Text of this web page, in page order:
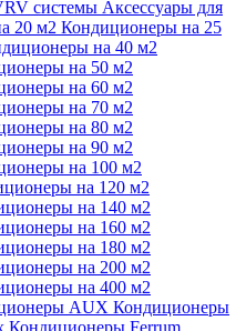
системы Аксессуары для
20 м2 Кондиционеры на 25
на 40 м2
на 50 м2
на 60 м2
на 70 м2
на 80 м2
на 90 м2
на 100 м2
на 120 м2
на 140 м2
на 160 м2
на 180 м2
на 200 м2
на 400 м2
AUX Кондиционеры
Кондиционеры Ferrum